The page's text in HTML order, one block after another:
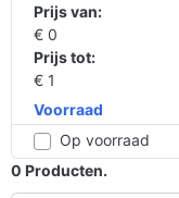
Prijs van:
€ 0
Prijs tot:
€ 1
Voorraad
Op voorraad
0 Producten.